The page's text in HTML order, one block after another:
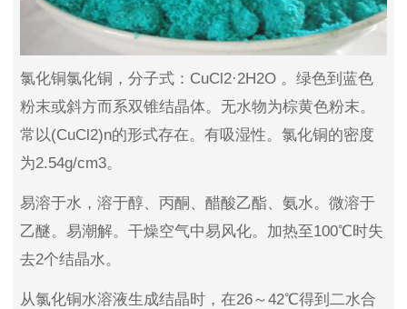
氯化铜氯化铜，分子式：CuCl2·2H2O 。绿色到蓝色
粉末或斜方而系双锥结晶体。无水物为棕黄色粉末。
常以(CuCl2)n的形式存在。有吸湿性。氯化铜的密度
为2.54g/cm3。
易溶于水，溶于醇、丙酮、醋酸乙酯、氨水。微溶于
乙醚。易潮解。干燥空气中易风化。加热至100℃时失
去2个结晶水。
从氯化铜水溶液生成结晶时，在26～42℃得到二水合